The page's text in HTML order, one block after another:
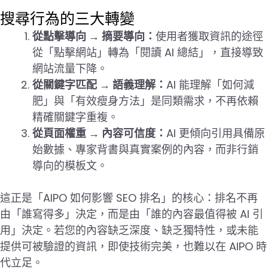
搜尋行為的三大轉變
從點擊導向 → 摘要導向： 使用者獲取資訊的途徑
從「點擊網站」轉為「閱讀 AI 總結」，直接導致
網站流量下降。
從關鍵字匹配 → 語義理解： AI 能理解「如何減
肥」與「有效瘦身方法」是同類需求，不再依賴
精確關鍵字重複。
從頁面權重 → 內容可信度： AI 更傾向引用具備原
始數據、專家背書與真實案例的內容，而非行銷
導向的模板文。
這正是「AIPO 如何影響 SEO 排名」的核心：排名不再
由「誰寫得多」決定，而是由「誰的內容最值得被 AI 引
用」決定。若您的內容缺乏深度、缺乏獨特性，或未能
提供可被驗證的資訊，即使技術完美，也難以在 AIPO 時
代立足。